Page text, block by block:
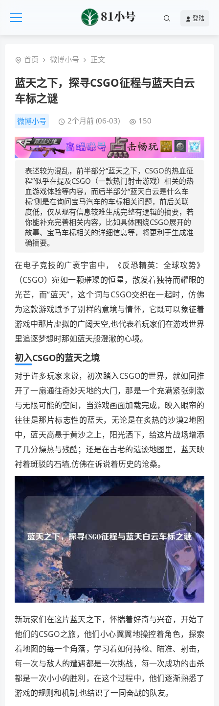
登陆
首页 微博小号 正文
蓝天之下，探寻CSGO征程与蓝天白云
车标之谜
微博小号 2个月前 (06-03) 150
表述较为混乱，前半部分“蓝天之下，CSGO的热血征
程”似乎在提及CSGO（一款热门射击游戏）相关的热
血游戏体验等内容，而后半部分“蓝天白云是什么车
标”则是在询问宝马汽车的车标相关问题，前后关联
度低，仅从现有信息较难生成完整有逻辑的摘要，若
你能补充完善相关内容，比如具体围绕CSGO展开的
故事、宝马车标相关的详细信息等，将更利于生成准
确摘要。
在电子竞技的广袤宇宙中，《反恐精英：全球攻势》
（CSGO）宛如一颗璀璨的恒星，散发着独特而耀眼的
光芒，而“蓝天”，这个词与CSGO交织在一起时，仿佛
为这款游戏赋予了别样的意境与情怀，它既可以象征着
游戏中那片虚拟的广阔天空,也代表着玩家们在游戏世界
里追逐梦想时那如蓝天般澄澈的心境。
初入CSGO的蓝天之境
对于许多玩家来说，初次踏入CSGO的世界，就如同推
开了一扇通往奇妙天地的大门，那是一个充满紧张刺激
与无限可能的空间，当游戏画面加载完成，映入眼帘的
往往是那片标志性的蓝天，无论是在炙热的沙漠2地图
中，蓝天高悬于黄沙之上，阳光洒下，给这片战场增添
了几分燥热与残酷；还是在古老的遗迹地图里，蓝天映
衬着斑驳的石墙,仿佛在诉说着历史的沧桑。
新玩家们在这片蓝天之下，怀揣着好奇与兴奋，开始了
他们的CSGO之旅，他们小心翼翼地操控着角色，探索
着地图的每一个角落，学习着如何持枪、瞄准、射击，
每一次与敌人的遭遇都是一次挑战，每一次成功的击杀
都是一次小小的胜利，在这个过程中，他们逐渐熟悉了
游戏的规则和机制,也结识了一同奋战的队友。